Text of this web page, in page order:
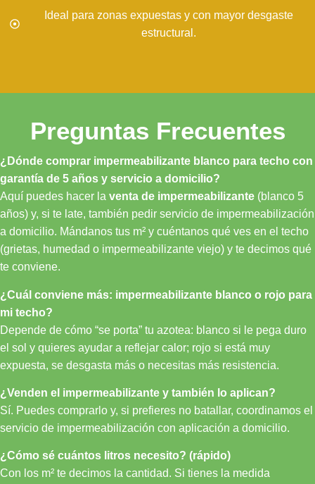
Ideal para zonas expuestas y con mayor desgaste
estructural.
Preguntas Frecuentes
¿Dónde comprar impermeabilizante blanco para techo con
garantía de 5 años y servicio a domicilio?
Aquí puedes hacer la venta de impermeabilizante (blanco 5
años) y, si te late, también pedir servicio de impermeabilización
a domicilio. Mándanos tus m² y cuéntanos qué ves en el techo
(grietas, humedad o impermeabilizante viejo) y te decimos qué
te conviene.
¿Cuál conviene más: impermeabilizante blanco o rojo para
mi techo?
Depende de cómo “se porta” tu azotea: blanco si le pega duro
el sol y quieres ayudar a reflejar calor; rojo si está muy
expuesta, se desgasta más o necesitas más resistencia.
¿Venden el impermeabilizante y también lo aplican?
Sí. Puedes comprarlo y, si prefieres no batallar, coordinamos el
servicio de impermeabilización con aplicación a domicilio.
¿Cómo sé cuántos litros necesito? (rápido)
Con los m² te decimos la cantidad. Si tienes la medida